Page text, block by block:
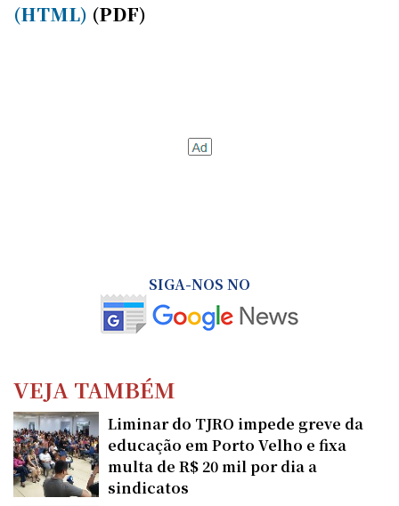
(HTML) (PDF)
SIGA-NOS NO
VEJA TAMBÉM
Liminar do TJRO impede greve da
educação em Porto Velho e fixa
multa de R$ 20 mil por dia a
sindicatos